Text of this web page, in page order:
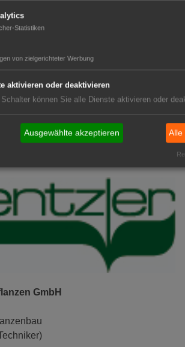
von Gemüse und
Bio wächst trotz
Ellerhoop: Zwischen
und Gebäude
Jobs
GmbH
Statistiken
von zielgerichteter Werbung
aktivieren oder deaktivieren
können Sie alle Dienste aktivieren oder
Ausgewählte akzeptieren Alle